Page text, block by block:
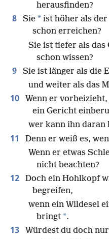
herausfinden?
8 Sie * ist höher als der
schon erreichen?
Sie ist tiefer als das
schon wissen?
9
Sie ist länger als die
und weiter als das
10
Wenn er
ein Gericht
wer kann ihn daran
11
Denn er weiß es,
Wenn er etwas
nicht beachten?
12
Doch ein Hohlkopf
begreifen,
wenn ein Wildesel
bringt *.
13
Würdest du doch